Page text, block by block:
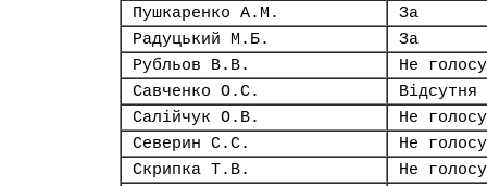
Пушкаренко А.М.
За
Радуцький М.Б.
За
Рубльов В.В.
Не
Савченко О.С.
Відсутня
Салійчук О.В.
Не
Северин С.С.
Не
Скрипка Т.В.
Не